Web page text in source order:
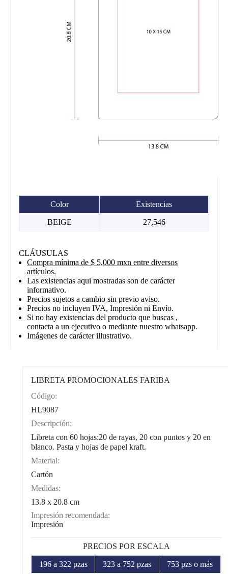
Color Existencias
BEIGE 27,546
CLÁUSULAS
Compra mínima de $ 5,000 mxn entre diversos
artículos.
Las existencias aqui mostradas son de carácter
informativo.
Precios sujetos a cambio sin previo aviso.
Precios no incluyen IVA, Impresión ni Envío.
Si no hay existencias del producto que buscas ,
contacta a un ejecutivo o mediante nuestro whatsapp.
Imágenes de carácter illustrativo.
LIBRETA PROMOCIONALES FARIBA
Código:
HL9087
Descripción:
Libreta con 60 hojas:20 de rayas, 20 con puntos y 20 en
blanco. Pasta y hojas de papel kraft.
Material:
Cartón
Medidas:
13.8 x 20.8 cm
Impresión recomendada:
Impresión
PRECIOS POR ESCALA
196 a 322 pzas 323 a 752 pzas 753 pzs o más